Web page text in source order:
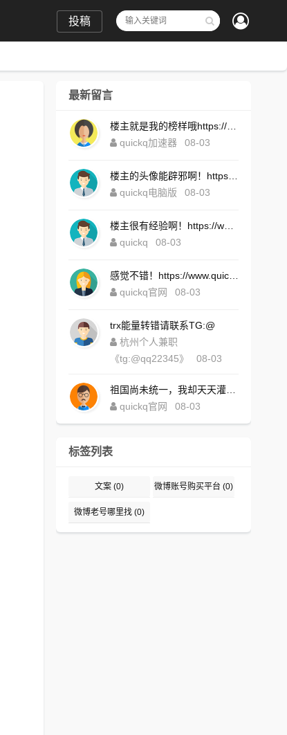
投稿
最新留言
quickq加速器
08-03
quickq电脑版
08-03
quickq
08-03
quickq官网
08-03
trx能量转错请联系TG:@
杭州个人兼职
《tg:@qq22345》
08-03
quickq官网
08-03
标签列表
文案 (0) 微博账号购买平台 (0)
微博老号哪里找 (0)